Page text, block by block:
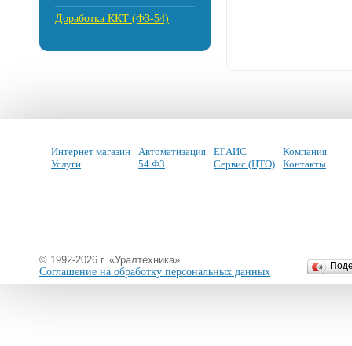
Доработка ККТ (ФЗ-54)
Интернет магазин
Услуги
Автоматизация
54 ФЗ
ЕГАИС
Сервис (ЦТО)
Компания
Контакты
© 1992-2026 г. «Уралтехника»
Соглашение на обработку персональных данных